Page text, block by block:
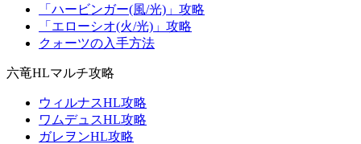
「ハービンガー(風/光)」攻略
「エローシオ(火/光)」攻略
クォーツの入手方法
六竜HLマルチ攻略
ウィルナスHL攻略
ワムデュスHL攻略
ガレヲンHL攻略